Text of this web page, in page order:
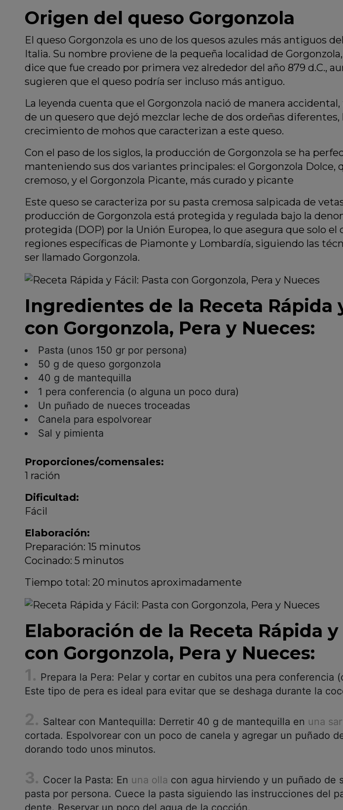
Origen del queso Gorgonzola
El queso Gorgonzola es uno de los quesos azules más antiguos
Italia. Su nombre proviene de la pequeña localidad de
dice que fue creado por primera vez alrededor del año 879 d.C.,
sugieren que el queso podría ser incluso más antiguo.
La leyenda cuenta que el Gorgonzola nació de manera
de un quesero que dejó mezclar leche de dos ordeñas diferentes,
crecimiento de mohos que caracterizan a este queso.
Con el paso de los siglos, la producción de Gorgonzola se ha
manteniendo sus dos variantes principales: el Gorgonzola Dolce,
cremoso, y el Gorgonzola Picante, más curado y picante
Este queso se caracteriza por su pasta cremosa salpicada de
producción de Gorgonzola está protegida y regulada bajo la
protegida (DOP) por la Unión Europea, lo que asegura que solo el
regiones específicas de Piamonte y Lombardía, siguiendo las
ser llamado Gorgonzola.
Ingredientes de la Receta Rápida
con Gorgonzola, Pera y Nueces:
Pasta (unos 150 gr por persona)
50 g de queso gorgonzola
40 g de mantequilla
1 pera conferencia (o alguna un poco dura)
Un puñado de nueces troceadas
Canela para espolvorear
Sal y pimienta
Proporciones/comensales:
1 ración
Dificultad:
Fácil
Elaboración:
Preparación: 15 minutos
Cocinado: 5 minutos
Tiempo total: 20 minutos aproximadamente
Elaboración de la Receta Rápida y
con Gorgonzola, Pera y Nueces:
Prepara la Pera: Pelar y cortar en cubitos una pera conferencia
Este tipo de pera es ideal para evitar que se deshaga durante la
Saltear con Mantequilla: Derretir 40 g de mantequilla en una
cortada. Espolvorear con un poco de canela y agregar un puñado
dorando todo unos minutos.
Cocer la Pasta: En una olla con agua hirviendo y un puñado de
pasta por persona. Cuece la pasta siguiendo las instrucciones del
dente. Reservar un poco del agua de la cocción.